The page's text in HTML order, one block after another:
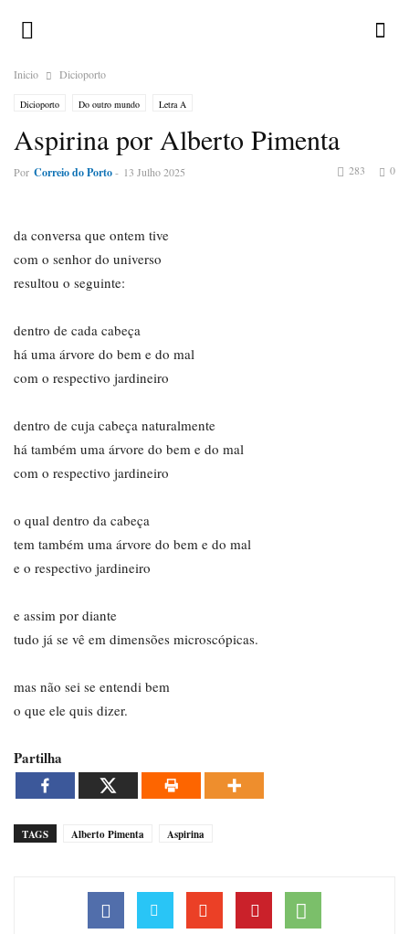
Inicio Dicioporto
Dicioporto Do outro mundo Letra A
Aspirina por Alberto Pimenta
Por Correio do Porto- 13 Julho 2025 0
283
da conversa que ontem tive
com o senhor do universo
resultou o seguinte:
dentro de cada cabeça
há uma árvore do bem e do mal
com o respectivo jardineiro
dentro de cuja cabeça naturalmente
há também uma árvore do bem e do mal
com o respectivo jardineiro
o qual dentro da cabeça
tem também uma árvore do bem e do mal
e o respectivo jardineiro
e assim por diante
tudo já se vê em dimensões microscópicas.
mas não sei se entendi bem
o que ele quis dizer.
Partilha
TAGS Alberto Pimenta Aspirina